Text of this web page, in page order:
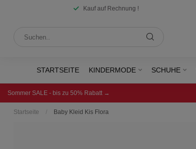
Kauf auf Rechnung !
STARTSEITE KINDERMODE SCHUHE
Sommer SALE - bis zu 50% Rabatt →
Startseite / Baby Kleid Kis Flora